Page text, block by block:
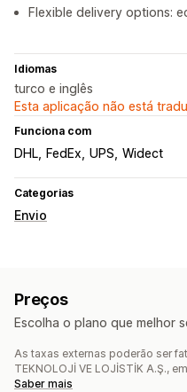
Flexible delivery options:
Idiomas
turco e inglês
Esta aplicação não está
Funciona com
DHL FedEx UPS Widect
Categorias
Envio
Documentos alfandegários
Taxas de envio
Gestão de envios
Sincronização de
Preços
Escolha o plano que melhor
As taxas externas poderão ser
TEKNOLOJİ VE LOJİSTİK A.Ş.,
Saber mais